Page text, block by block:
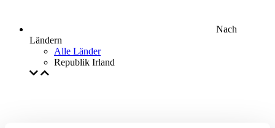
Nach
Ländern
Alle Länder
Republik Irland